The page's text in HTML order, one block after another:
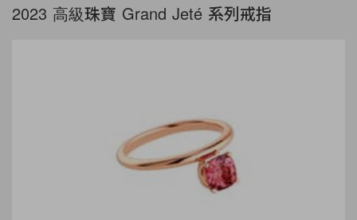
2023 高級珠寶 Grand Jeté 系列戒指